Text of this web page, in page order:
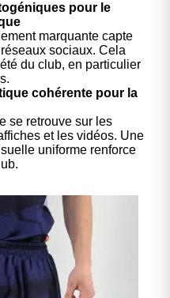
pour le
marquante capte
réseaux sociaux. Cela
du club, en particulier
cohérente pour la
se retrouve sur les
et les vidéos. Une
uniforme renforce